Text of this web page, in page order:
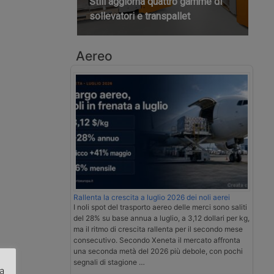
sollevatori e transpallet
Aereo
Rallenta la crescita a luglio 2026 dei noli aerei
I noli spot del trasporto aereo delle merci sono saliti
del 28% su base annua a luglio, a 3,12 dollari per kg,
ma il ritmo di crescita rallenta per il secondo mese
consecutivo. Secondo Xeneta il mercato affronta
una seconda metà del 2026 più debole, con pochi
segnali di stagione …